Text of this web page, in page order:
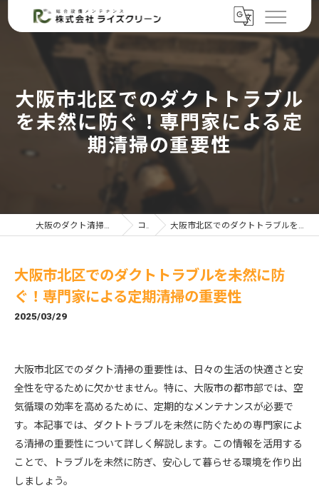
大阪市北区でのダクトトラブル
を未然に防ぐ！専門家による定
期清掃の重要性
大阪のダクト清掃なら株式会社ライズクリーン コラム 大阪市北区でのダクトトラブルを未然に防ぐ！専門家による定期清掃の重要性
大阪市北区でのダクトトラブルを未然に防
ぐ！専門家による定期清掃の重要性
2025/03/29
大阪市北区でのダクト清掃の重要性は、日々の生活の快適さと安
全性を守るために欠かせません。特に、大阪市の都市部では、空
気循環の効率を高めるために、定期的なメンテナンスが必要で
す。本記事では、ダクトトラブルを未然に防ぐための専門家によ
る清掃の重要性について詳しく解説します。この情報を活用する
ことで、トラブルを未然に防ぎ、安心して暮らせる環境を作り出
しましょう。